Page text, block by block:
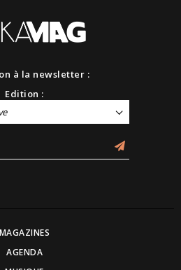
à la newsletter :
Edition :
MAGAZINES
AGENDA